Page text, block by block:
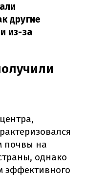
другие
из-за
почвы на
однако
эффективного